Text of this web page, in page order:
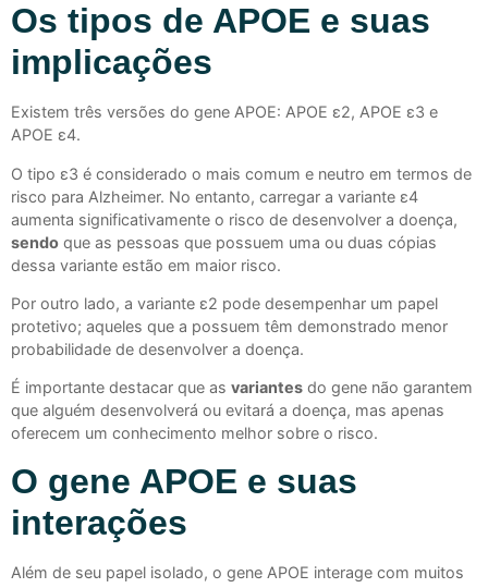
Os tipos de APOE e suas
implicações
Existem três versões do gene APOE: APOE ε2, APOE ε3 e
APOE ε4.
O tipo ε3 é considerado o mais comum e neutro em termos de
risco para Alzheimer. No entanto, carregar a variante ε4
aumenta significativamente o risco de desenvolver a doença,
sendo que as pessoas que possuem uma ou duas cópias
dessa variante estão em maior risco.
Por outro lado, a variante ε2 pode desempenhar um papel
protetivo; aqueles que a possuem têm demonstrado menor
probabilidade de desenvolver a doença.
É importante destacar que as variantes do gene não garantem
que alguém desenvolverá ou evitará a doença, mas apenas
oferecem um conhecimento melhor sobre o risco.
O gene APOE e suas
interações
Além de seu papel isolado, o gene APOE interage com muitos